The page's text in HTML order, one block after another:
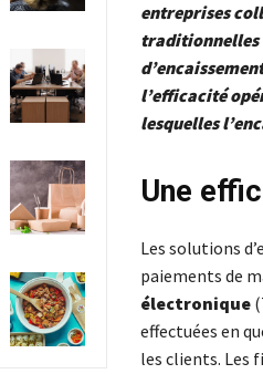
entreprises
traditionnelles
l’efficacité
lesquelles
Une
Les solutions
paiements de
électronique
effectuées en
les clients. Les